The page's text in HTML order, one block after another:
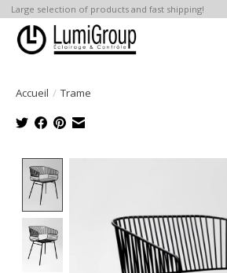
Large selection of products and fast shipping!
Accueil / Trame